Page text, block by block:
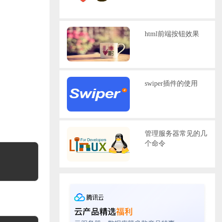
html前端按钮效果
swiper插件的使用
管理服务器常见的几
个命令